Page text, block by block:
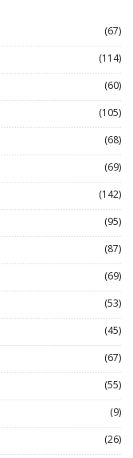
(67)
(114)
(60)
(105)
(68)
(69)
(142)
(95)
(87)
(69)
(53)
(45)
(67)
(55)
(9)
(26)